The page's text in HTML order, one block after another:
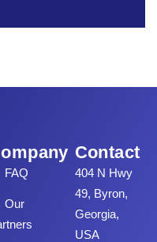
FAQ
Our
Contact
404 N Hwy
49, Byron,
Georgia,
USA